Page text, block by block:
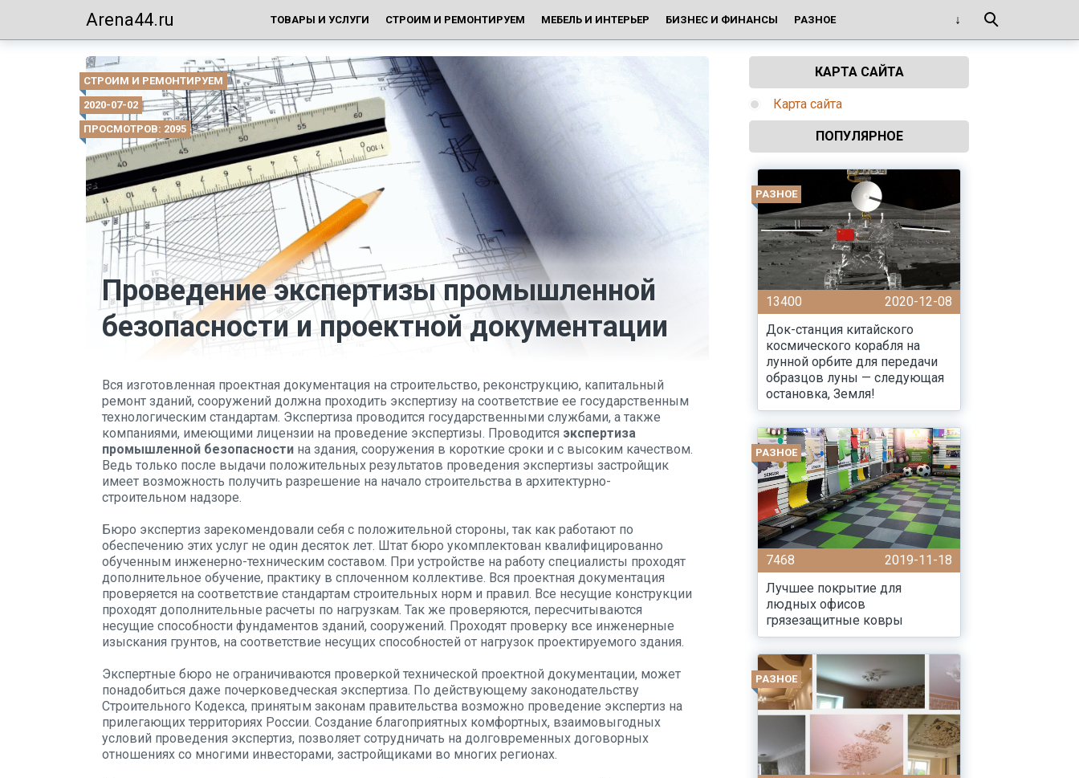
Arena44.ru ТОВАРЫ И УСЛУГИ СТРОИМ И РЕМОНТИРУЕМ МЕБЕЛЬ И ИНТЕРЬЕР БИЗНЕС И ФИНАНСЫ РАЗНОЕ
СТРОИМ И РЕМОНТИРУЕМ
2020-07-02
ПРОСМОТРОВ: 2095
Проведение экспертизы промышленной
безопасности и проектной документации
Вся изготовленная проектная документация на строительство, реконструкцию, капитальный
ремонт зданий, сооружений должна проходить экспертизу на соответствие ее государственным
технологическим стандартам. Экспертиза проводится государственными службами, а также
компаниями, имеющими лицензии на проведение экспертизы. Проводится экспертиза
промышленной безопасности на здания, сооружения в короткие сроки и с высоким качеством.
Ведь только после выдачи положительных результатов проведения экспертизы застройщик
имеет возможность получить разрешение на начало строительства в архитектурно-
строительном надзоре.
Бюро экспертиз зарекомендовали себя с положительной стороны, так как работают по
обеспечению этих услуг не один десяток лет. Штат бюро укомплектован квалифицированно
обученным инженерно-техническим составом. При устройстве на работу специалисты проходят
дополнительное обучение, практику в сплоченном коллективе. Вся проектная документация
проверяется на соответствие стандартам строительных норм и правил. Все несущие конструкции
проходят дополнительные расчеты по нагрузкам. Так же проверяются, пересчитываются
несущие способности фундаментов зданий, сооружений. Проходят проверку все инженерные
изыскания грунтов, на соответствие несущих способностей от нагрузок проектируемого здания.
Экспертные бюро не ограничиваются проверкой технической проектной документации, может
понадобиться даже почерковедческая экспертиза. По действующему законодательству
Строительного Кодекса, принятым законам правительства возможно проведение экспертиз на
прилегающих территориях России. Создание благоприятных комфортных, взаимовыгодных
условий проведения экспертиз, позволяет сотрудничать на долговременных договорных
отношениях со многими инвесторами, застройщиками во многих регионах.
КАРТА САЙТА
Карта сайта
ПОПУЛЯРНОЕ
РАЗНОЕ
13400
2020-12-08
Док-станция китайского
космического корабля на
лунной орбите для передачи
образцов луны — следующая
остановка, Земля!
РАЗНОЕ
7468
2019-11-18
Лучшее покрытие для
людных офисов
грязезащитные ковры
РАЗНОЕ